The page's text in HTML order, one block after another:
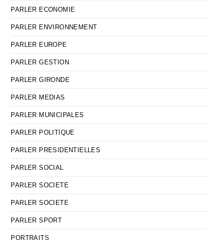
PARLER ECONOMIE
PARLER ENVIRONNEMENT
PARLER EUROPE
PARLER GESTION
PARLER GIRONDE
PARLER MEDIAS
PARLER MUNICIPALES
PARLER POLITIQUE
PARLER PRESIDENTIELLES
PARLER SOCIAL
PARLER SOCIETE
PARLER SOCIETE
PARLER SPORT
PORTRAITS